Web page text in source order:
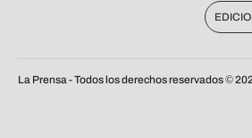
La Prensa - Todos los derechos reservados ©